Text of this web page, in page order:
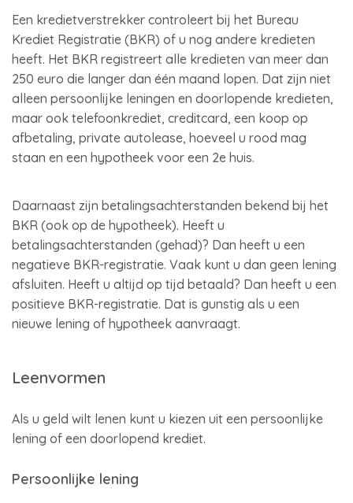
Een kredietverstrekker controleert bij het Bureau
Krediet Registratie (BKR) of u nog andere kredieten
heeft. Het BKR registreert alle kredieten van meer dan
250 euro die langer dan één maand lopen. Dat zijn niet
alleen persoonlijke leningen en doorlopende kredieten,
maar ook telefoonkrediet, creditcard, een koop op
afbetaling, private autolease, hoeveel u rood mag
staan en een hypotheek voor een 2e huis.
Daarnaast zijn betalingsachterstanden bekend bij het
BKR (ook op de hypotheek). Heeft u
betalingsachterstanden (gehad)? Dan heeft u een
negatieve BKR-registratie. Vaak kunt u dan geen lening
afsluiten. Heeft u altijd op tijd betaald? Dan heeft u een
positieve BKR-registratie. Dat is gunstig als u een
nieuwe lening of hypotheek aanvraagt.
Leenvormen
Als u geld wilt lenen kunt u kiezen uit een persoonlijke
lening of een doorlopend krediet.
Persoonlijke lening